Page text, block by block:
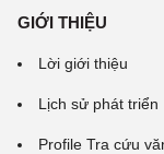
GIỚI THIỆU
Lời giới thiệu
Lịch sử phát triển
Profile Tra cứu